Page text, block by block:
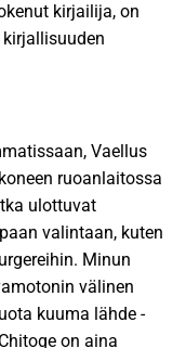
kirjailija, on
Vaellus
ruoanlaitossa
ulottuvat
valintaan, kuten
Minun
välinen
kuuma lähde -
on aina